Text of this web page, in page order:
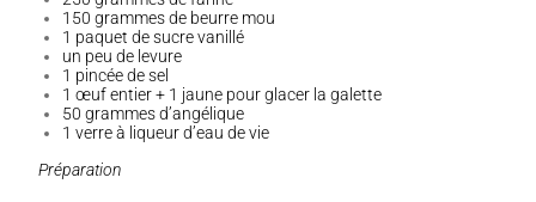
150 grammes de beurre mou
1 paquet de sucre vanillé
un peu de levure
1 pincée de sel
1 œuf entier + 1 jaune pour glacer la galette
50 grammes d’angélique
1 verre à liqueur d’eau de vie
Préparation